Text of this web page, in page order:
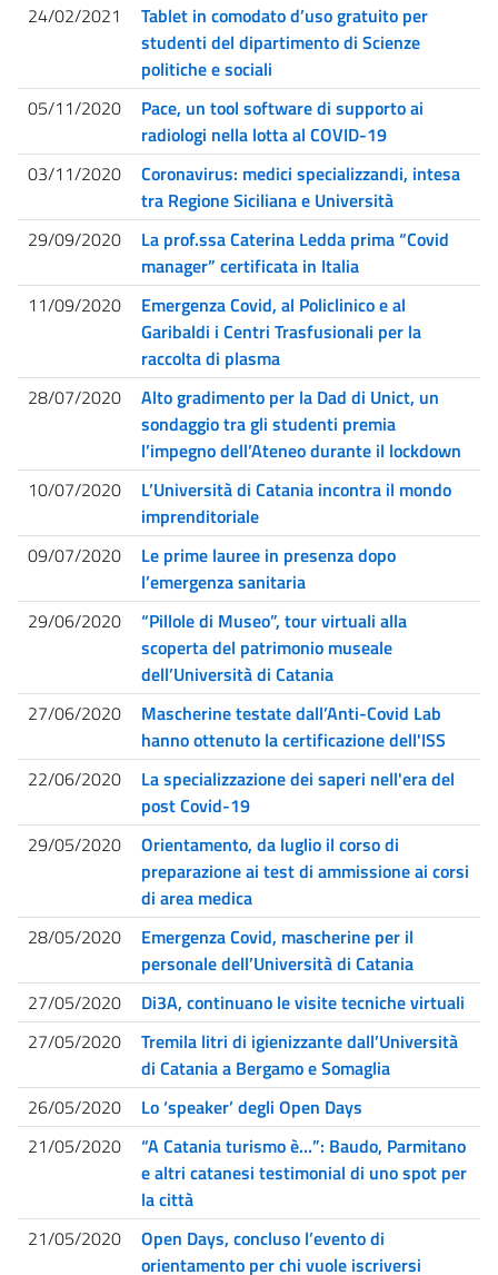
24/02/2021
Tablet in comodato d’uso gratuito per
studenti del dipartimento di Scienze
politiche e sociali
05/11/2020
Pace, un tool software di supporto ai
radiologi nella lotta al COVID-19
03/11/2020
Coronavirus: medici specializzandi, intesa
tra Regione Siciliana e Università
29/09/2020
La prof.ssa Caterina Ledda prima “Covid
manager” certificata in Italia
11/09/2020
Emergenza Covid, al Policlinico e al
Garibaldi i Centri Trasfusionali per la
raccolta di plasma
28/07/2020
Alto gradimento per la Dad di Unict, un
sondaggio tra gli studenti premia
l’impegno dell’Ateneo durante il lockdown
10/07/2020
L’Università di Catania incontra il mondo
imprenditoriale
09/07/2020
Le prime lauree in presenza dopo
l’emergenza sanitaria
29/06/2020
“Pillole di Museo”, tour virtuali alla
scoperta del patrimonio museale
dell’Università di Catania
27/06/2020
Mascherine testate dall’Anti-Covid Lab
hanno ottenuto la certificazione dell'ISS
22/06/2020
La specializzazione dei saperi nell'era del
post Covid-19
29/05/2020
Orientamento, da luglio il corso di
preparazione ai test di ammissione ai corsi
di area medica
28/05/2020
Emergenza Covid, mascherine per il
personale dell’Università di Catania
27/05/2020
Di3A, continuano le visite tecniche virtuali
27/05/2020
Tremila litri di igienizzante dall’Università
di Catania a Bergamo e Somaglia
26/05/2020
Lo ‘speaker’ degli Open Days
21/05/2020
“A Catania turismo è…”: Baudo, Parmitano
e altri catanesi testimonial di uno spot per
la città
21/05/2020
Open Days, concluso l’evento di
orientamento per chi vuole iscriversi